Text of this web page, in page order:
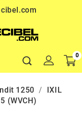
0
1250
IXIL
(WVCH)